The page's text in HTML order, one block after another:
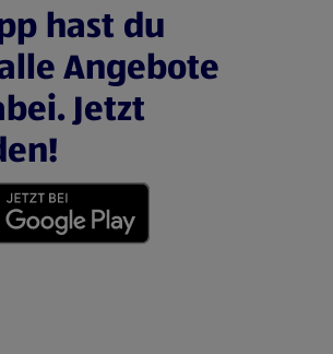
hast du
Angebote
Jetzt